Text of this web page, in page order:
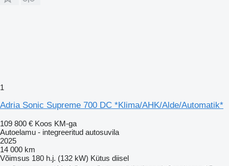
1
Adria Sonic Supreme 700 DC *Klima/AHK/Alde/Automatik*
109 800 € Koos KM-ga
Autoelamu - integreeritud autosuvila
2025
14 000 km
Võimsus 180 h.j. (132 kW) Kütus diisel